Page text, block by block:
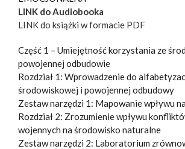
LINK do Audiobooka
LINK do książki w formacie PDF
Część 1 – Umiejętność korzystania ze
powojennej odbudowie
Rozdział 1: Wprowadzenie do
środowiskowej i powojennej odbudowy
Zestaw narzędzi 1: Mapowanie wpływu
Rozdział 2: Zrozumienie wpływu
wojennych na środowisko naturalne
Zestaw narzędzi 2: Laboratorium